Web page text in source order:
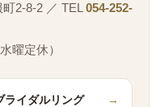
2-8-2 ／ TEL 054-252-
曜定休）
ライダルリング →